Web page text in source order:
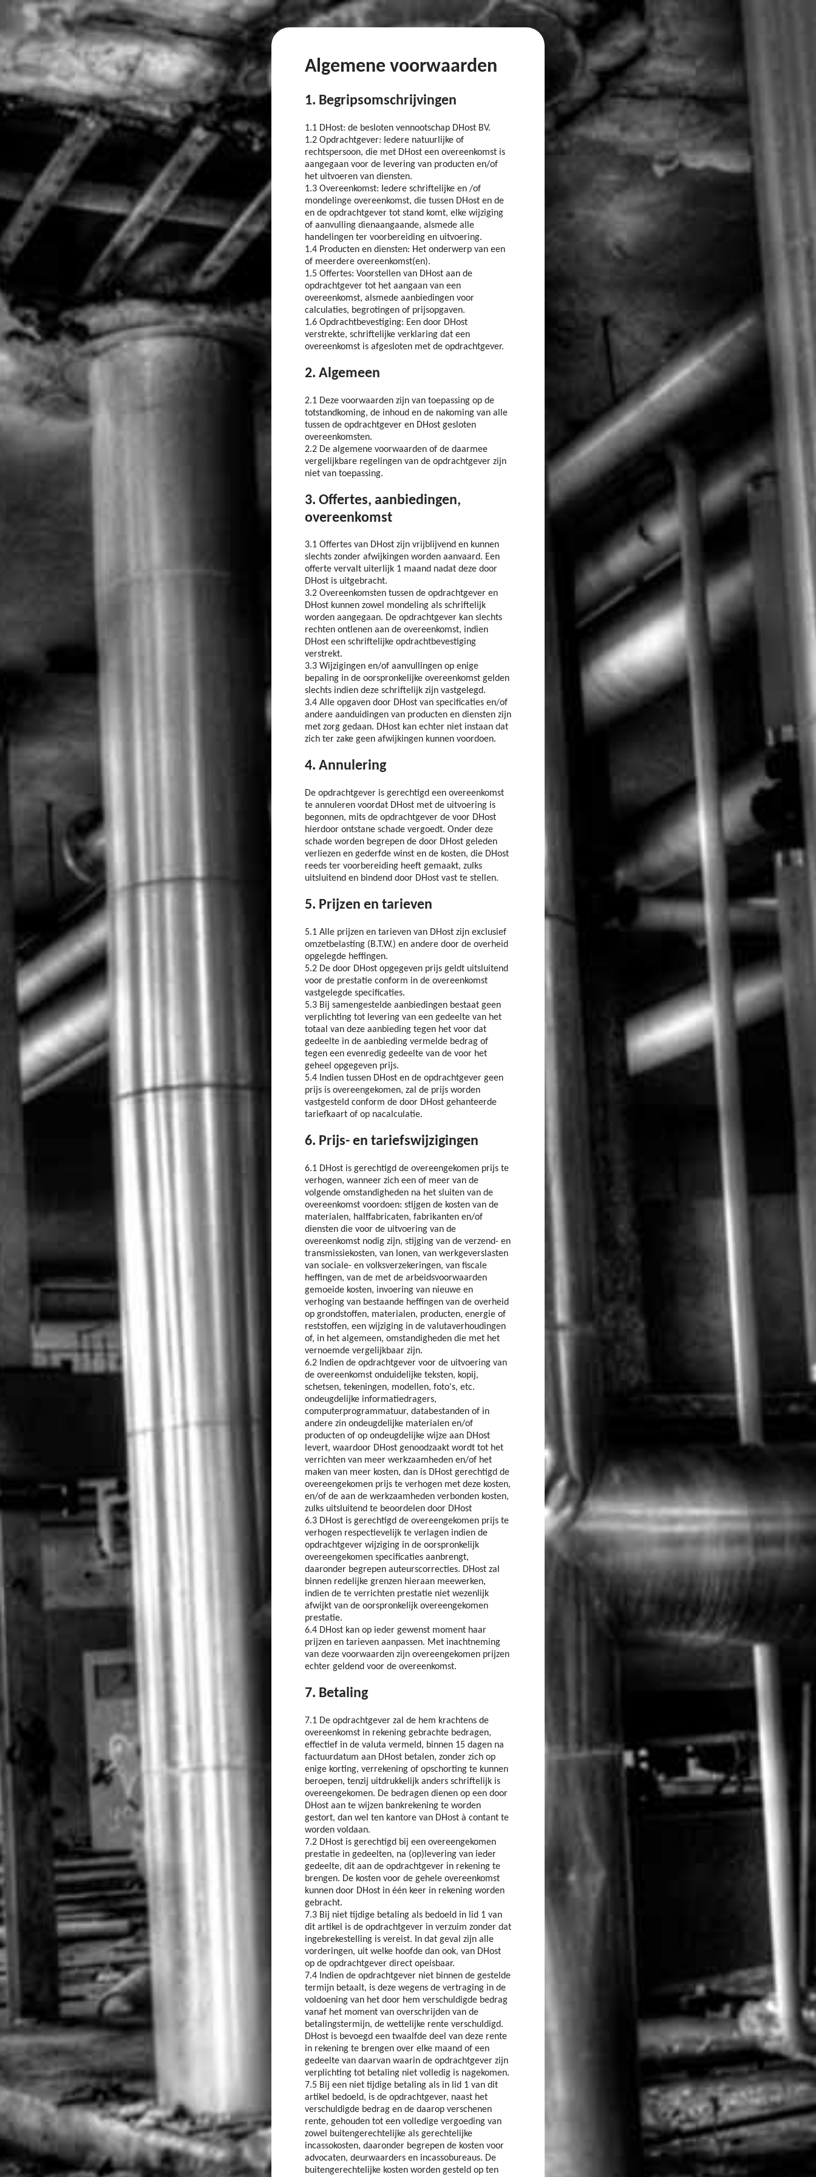
Algemene voorwaarden
1. Begripsomschrijvingen
1.1 DHost: de besloten vennootschap DHost BV.
1.2 Opdrachtgever: Iedere natuurlijke of
rechtspersoon, die met DHost een overeenkomst is
aangegaan voor de levering van producten en/of
het uitvoeren van diensten.
1.3 Overeenkomst: Iedere schriftelijke en /of
mondelinge overeenkomst, die tussen DHost en de
en de opdrachtgever tot stand komt, elke wijziging
of aanvulling dienaangaande, alsmede alle
handelingen ter voorbereiding en uitvoering.
1.4 Producten en diensten: Het onderwerp van een
of meerdere overeenkomst(en).
1.5 Offertes: Voorstellen van DHost aan de
opdrachtgever tot het aangaan van een
overeenkomst, alsmede aanbiedingen voor
calculaties, begrotingen of prijsopgaven.
1.6 Opdrachtbevestiging: Een door DHost
verstrekte, schriftelijke verklaring dat een
overeenkomst is afgesloten met de opdrachtgever.
2. Algemeen
2.1 Deze voorwaarden zijn van toepassing op de
totstandkoming, de inhoud en de nakoming van alle
tussen de opdrachtgever en DHost gesloten
overeenkomsten.
2.2 De algemene voorwaarden of de daarmee
vergelijkbare regelingen van de opdrachtgever zijn
niet van toepassing.
3. Offertes, aanbiedingen,
overeenkomst
3.1 Offertes van DHost zijn vrijblijvend en kunnen
slechts zonder afwijkingen worden aanvaard. Een
offerte vervalt uiterlijk 1 maand nadat deze door
DHost is uitgebracht.
3.2 Overeenkomsten tussen de opdrachtgever en
DHost kunnen zowel mondeling als schriftelijk
worden aangegaan. De opdrachtgever kan slechts
rechten ontlenen aan de overeenkomst, indien
DHost een schriftelijke opdrachtbevestiging
verstrekt.
3.3 Wijzigingen en/of aanvullingen op enige
bepaling in de oorspronkelijke overeenkomst gelden
slechts indien deze schriftelijk zijn vastgelegd.
3.4 Alle opgaven door DHost van specificaties en/of
andere aanduidingen van producten en diensten zijn
met zorg gedaan. DHost kan echter niet instaan dat
zich ter zake geen afwijkingen kunnen voordoen.
4. Annulering
De opdrachtgever is gerechtigd een overeenkomst
te annuleren voordat DHost met de uitvoering is
begonnen, mits de opdrachtgever de voor DHost
hierdoor ontstane schade vergoedt. Onder deze
schade worden begrepen de door DHost geleden
verliezen en gederfde winst en de kosten, die DHost
reeds ter voorbereiding heeft gemaakt, zulks
uitsluitend en bindend door DHost vast te stellen.
5. Prijzen en tarieven
5.1 Alle prijzen en tarieven van DHost zijn exclusief
omzetbelasting (B.T.W.) en andere door de overheid
opgelegde heffingen.
5.2 De door DHost opgegeven prijs geldt uitsluitend
voor de prestatie conform in de overeenkomst
vastgelegde specificaties.
5.3 Bij samengestelde aanbiedingen bestaat geen
verplichting tot levering van een gedeelte van het
totaal van deze aanbieding tegen het voor dat
gedeelte in de aanbieding vermelde bedrag of
tegen een evenredig gedeelte van de voor het
geheel opgegeven prijs.
5.4 Indien tussen DHost en de opdrachtgever geen
prijs is overeengekomen, zal de prijs worden
vastgesteld conform de door DHost gehanteerde
tariefkaart of op nacalculatie.
6. Prijs- en tariefswijzigingen
6.1 DHost is gerechtigd de overeengekomen prijs te
verhogen, wanneer zich een of meer van de
volgende omstandigheden na het sluiten van de
overeenkomst voordoen: stijgen de kosten van de
materialen, halffabricaten, fabrikanten en/of
diensten die voor de uitvoering van de
overeenkomst nodig zijn, stijging van de verzend- en
transmissiekosten, van lonen, van werkgeverslasten
van sociale- en volksverzekeringen, van fiscale
heffingen, van de met de arbeidsvoorwaarden
gemoeide kosten, invoering van nieuwe en
verhoging van bestaande heffingen van de overheid
op grondstoffen, materialen, producten, energie of
reststoffen, een wijziging in de valutaverhoudingen
of, in het algemeen, omstandigheden die met het
vernoemde vergelijkbaar zijn.
6.2 Indien de opdrachtgever voor de uitvoering van
de overeenkomst onduidelijke teksten, kopij,
schetsen, tekeningen, modellen, foto's, etc.
ondeugdelijke informatiedragers,
computerprogrammatuur, databestanden of in
andere zin ondeugdelijke materialen en/of
producten of op ondeugdelijke wijze aan DHost
levert, waardoor DHost genoodzaakt wordt tot het
verrichten van meer werkzaamheden en/of het
maken van meer kosten, dan is DHost gerechtigd de
overeengekomen prijs te verhogen met deze kosten,
en/of de aan de werkzaamheden verbonden kosten,
zulks uitsluitend te beoordelen door DHost
6.3 DHost is gerechtigd de overeengekomen prijs te
verhogen respectievelijk te verlagen indien de
opdrachtgever wijziging in de oorspronkelijk
overeengekomen specificaties aanbrengt,
daaronder begrepen auteurscorrecties. DHost zal
binnen redelijke grenzen hieraan meewerken,
indien de te verrichten prestatie niet wezenlijk
afwijkt van de oorspronkelijk overeengekomen
prestatie.
6.4 DHost kan op ieder gewenst moment haar
prijzen en tarieven aanpassen. Met inachtneming
van deze voorwaarden zijn overeengekomen prijzen
echter geldend voor de overeenkomst.
7. Betaling
7.1 De opdrachtgever zal de hem krachtens de
overeenkomst in rekening gebrachte bedragen,
effectief in de valuta vermeld, binnen 15 dagen na
factuurdatum aan DHost betalen, zonder zich op
enige korting, verrekening of opschorting te kunnen
beroepen, tenzij uitdrukkelijk anders schriftelijk is
overeengekomen. De bedragen dienen op een door
DHost aan te wijzen bankrekening te worden
gestort, dan wel ten kantore van DHost à contant te
worden voldaan.
7.2 DHost is gerechtigd bij een overeengekomen
prestatie in gedeelten, na (op)levering van ieder
gedeelte, dit aan de opdrachtgever in rekening te
brengen. De kosten voor de gehele overeenkomst
kunnen door DHost in één keer in rekening worden
gebracht.
7.3 Bij niet tijdige betaling als bedoeld in lid 1 van
dit artikel is de opdrachtgever in verzuim zonder dat
ingebrekestelling is vereist. In dat geval zijn alle
vorderingen, uit welke hoofde dan ook, van DHost
op de opdrachtgever direct opeisbaar.
7.4 Indien de opdrachtgever niet binnen de gestelde
termijn betaalt, is deze wegens de vertraging in de
voldoening van het door hem verschuldigde bedrag
vanaf het moment van overschrijden van de
betalingstermijn, de wettelijke rente verschuldigd.
DHost is bevoegd een twaalfde deel van deze rente
in rekening te brengen over elke maand of een
gedeelte van daarvan waarin de opdrachtgever zijn
verplichting tot betaling niet volledig is nagekomen.
7.5 Bij een niet tijdige betaling als in lid 1 van dit
artikel bedoeld, is de opdrachtgever, naast het
verschuldigde bedrag en de daarop verschenen
rente, gehouden tot een volledige vergoeding van
zowel buitengerechtelijke als gerechtelijke
incassokosten, daaronder begrepen de kosten voor
advocaten, deurwaarders en incassobureaus. De
buitengerechtelijke kosten worden gesteld op ten